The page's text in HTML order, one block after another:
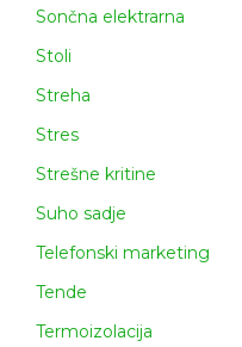
Sončna elektrarna
Stoli
Streha
Stres
Strešne kritine
Suho sadje
Telefonski marketing
Tende
Termoizolacija